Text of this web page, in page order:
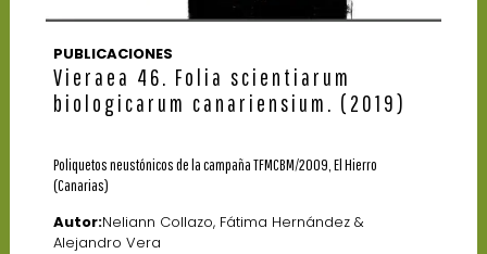
PUBLICACIONES
Vieraea 46. Folia scientiarum
biologicarum canariensium. (2019)
Poliquetos neustónicos de la campaña TFMCBM/2009, El Hierro
(Canarias)
Autor:Neliann Collazo, Fátima Hernández &
Alejandro Vera